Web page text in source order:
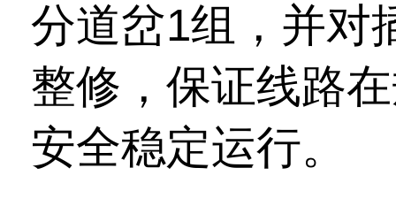
分道岔1组，并对
整修，保证线路
安全稳定运行。